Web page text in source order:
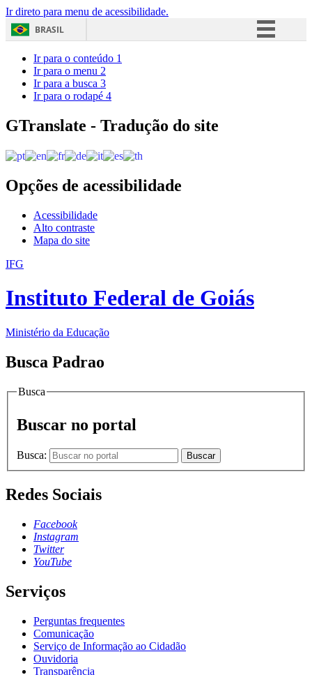
Ir direto para menu de acessibilidade.
BRASIL
Acesso à informação
Ir para o conteúdo 1
Ir para o menu 2
Ir para a busca 3
Ir para o rodapé 4
GTranslate - Tradução do site
Opções de acessibilidade
Acessibilidade
Alto contraste
Mapa do site
IFG
Instituto Federal de Goiás
Ministério da Educação
Busca Padrao
Busca
Buscar no portal
Busca: Buscar
Redes Sociais
Facebook
Instagram
Twitter
YouTube
Serviços
Perguntas frequentes
Comunicação
Serviço de Informação ao Cidadão
Ouvidoria
Transparência